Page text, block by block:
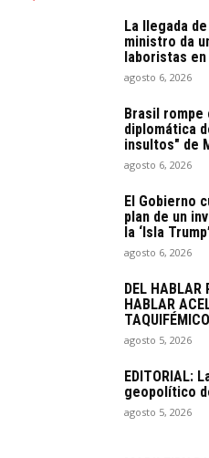
La llegada
ministro da
laboristas en
agosto 6, 2026
Brasil rompe
diplomática
insultos" de
agosto 6, 2026
El Gobierno
plan de un
la ‘Isla
agosto 6, 2026
DEL HABLAR
HABLAR
TAQUIFÉMICO
agosto 5, 2026
EDITORIAL:
geopolítico
agosto 5, 2026